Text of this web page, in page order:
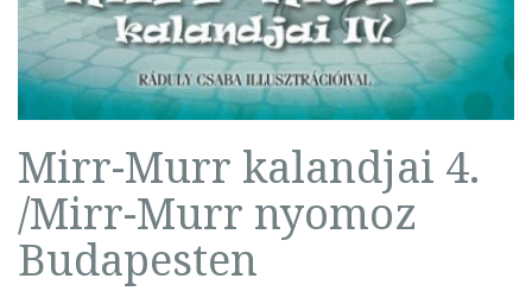
Mirr-Murr kalandjai 4.
/Mirr-Murr nyomoz
Budapesten